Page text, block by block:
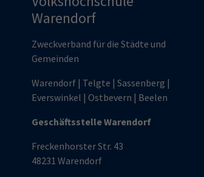
Warendorf
Zweckverband für die Städte und
Gemeinden
Warendorf | Telgte | Sassenberg |
Everswinkel | Ostbevern | Beelen
Geschäftsstelle Warendorf
Freckenhorster Str. 43
48231 Warendorf